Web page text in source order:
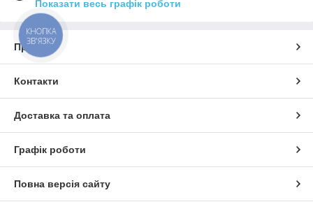
Показати весь графік роботи
Про нас
Контакти
Доставка та оплата
Графік роботи
Повна версія сайту
КНОПКА
ЗВ'ЯЗКУ